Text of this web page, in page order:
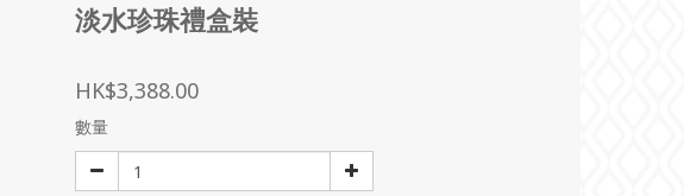
淡水珍珠禮盒裝
HK$3,388.00
數量